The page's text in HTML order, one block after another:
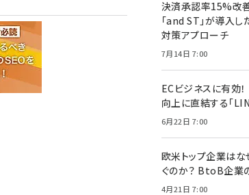
決済承認率15%改
「and ST」が導入
対策アプローチ
7月14日 7:00
ECビジネスに有効
向上に直結する「
6月22日 7:00
欧米トップ企業はな
ぐのか？ BtoB企業
4月21日 7:00